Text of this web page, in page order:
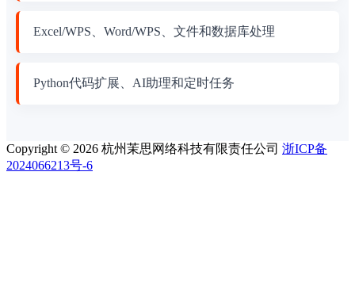
Excel/WPS、Word/WPS、文件和数据库处理
Python代码扩展、AI助理和定时任务
Copyright © 2026 杭州茉思网络科技有限责任公司 浙ICP备
2024066213号-6